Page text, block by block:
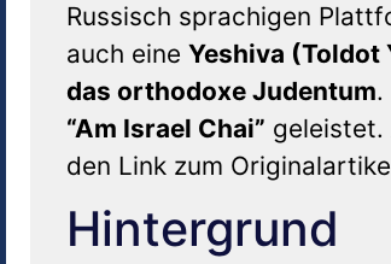
Russisch sprachigen
auch eine Yeshiva (Toldot
das orthodoxe Judentum.
“Am Israel Chai” geleistet.
den Link zum
Hintergrund